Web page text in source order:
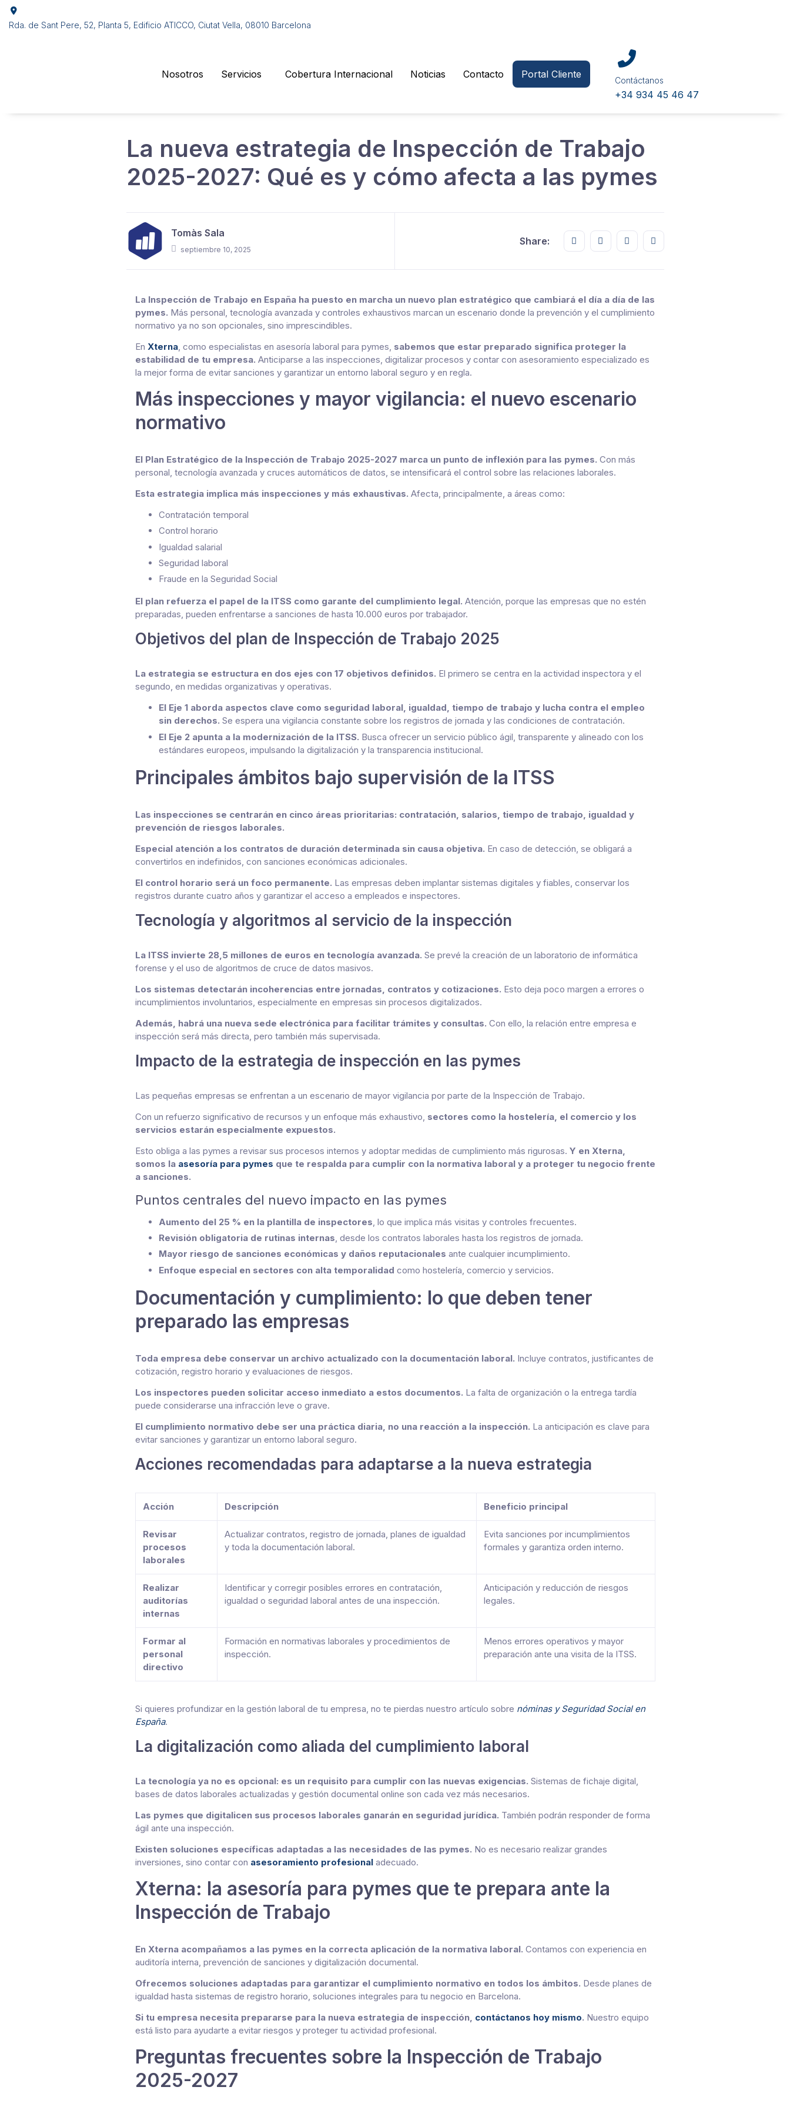
Rda. de Sant Pere, 52, Planta 5, Edificio ATICCO, Ciutat Vella, 08010 Barcelona
Nosotros Servicios Cobertura Internacional Noticias Contacto Portal Cliente
Contáctanos
+34 934 45 46 47
La nueva estrategia de Inspección de Trabajo
2025-2027: Qué es y cómo afecta a las pymes
Tomàs Sala
septiembre 10, 2025
Share: Share this on FaceBook
Share this on Twitter
Share this on GMail
Share this on EMail
La Inspección de Trabajo en España ha puesto en marcha un nuevo plan estratégico que cambiará el día a día de las
pymes. Más personal, tecnología avanzada y controles exhaustivos marcan un escenario donde la prevención y el cumplimiento
normativo ya no son opcionales, sino imprescindibles.
En Xterna, como especialistas en asesoría laboral para pymes, sabemos que estar preparado significa proteger la
estabilidad de tu empresa. Anticiparse a las inspecciones, digitalizar procesos y contar con asesoramiento especializado es
la mejor forma de evitar sanciones y garantizar un entorno laboral seguro y en regla.
Más inspecciones y mayor vigilancia: el nuevo escenario
normativo
El Plan Estratégico de la Inspección de Trabajo 2025-2027 marca un punto de inflexión para las pymes. Con más
personal, tecnología avanzada y cruces automáticos de datos, se intensificará el control sobre las relaciones laborales.
Esta estrategia implica más inspecciones y más exhaustivas. Afecta, principalmente, a áreas como:
Contratación temporal
Control horario
Igualdad salarial
Seguridad laboral
Fraude en la Seguridad Social
El plan refuerza el papel de la ITSS como garante del cumplimiento legal. Atención, porque las empresas que no estén
preparadas, pueden enfrentarse a sanciones de hasta 10.000 euros por trabajador.
Objetivos del plan de Inspección de Trabajo 2025
La estrategia se estructura en dos ejes con 17 objetivos definidos. El primero se centra en la actividad inspectora y el
segundo, en medidas organizativas y operativas.
El Eje 1 aborda aspectos clave como seguridad laboral, igualdad, tiempo de trabajo y lucha contra el empleo
sin derechos. Se espera una vigilancia constante sobre los registros de jornada y las condiciones de contratación.
El Eje 2 apunta a la modernización de la ITSS. Busca ofrecer un servicio público ágil, transparente y alineado con los
estándares europeos, impulsando la digitalización y la transparencia institucional.
Principales ámbitos bajo supervisión de la ITSS
Las inspecciones se centrarán en cinco áreas prioritarias: contratación, salarios, tiempo de trabajo, igualdad y
prevención de riesgos laborales.
Especial atención a los contratos de duración determinada sin causa objetiva. En caso de detección, se obligará a
convertirlos en indefinidos, con sanciones económicas adicionales.
El control horario será un foco permanente. Las empresas deben implantar sistemas digitales y fiables, conservar los
registros durante cuatro años y garantizar el acceso a empleados e inspectores.
Tecnología y algoritmos al servicio de la inspección
La ITSS invierte 28,5 millones de euros en tecnología avanzada. Se prevé la creación de un laboratorio de informática
forense y el uso de algoritmos de cruce de datos masivos.
Los sistemas detectarán incoherencias entre jornadas, contratos y cotizaciones. Esto deja poco margen a errores o
incumplimientos involuntarios, especialmente en empresas sin procesos digitalizados.
Además, habrá una nueva sede electrónica para facilitar trámites y consultas. Con ello, la relación entre empresa e
inspección será más directa, pero también más supervisada.
Impacto de la estrategia de inspección en las pymes
Las pequeñas empresas se enfrentan a un escenario de mayor vigilancia por parte de la Inspección de Trabajo.
Con un refuerzo significativo de recursos y un enfoque más exhaustivo, sectores como la hostelería, el comercio y los
servicios estarán especialmente expuestos.
Esto obliga a las pymes a revisar sus procesos internos y adoptar medidas de cumplimiento más rigurosas. Y en Xterna,
somos la asesoría para pymes que te respalda para cumplir con la normativa laboral y a proteger tu negocio frente
a sanciones.
Puntos centrales del nuevo impacto en las pymes
Aumento del 25 % en la plantilla de inspectores , lo que implica más visitas y controles frecuentes.
Revisión obligatoria de rutinas internas, desde los contratos laborales hasta los registros de jornada.
Mayor riesgo de sanciones económicas y daños reputacionales ante cualquier incumplimiento.
Enfoque especial en sectores con alta temporalidad como hostelería, comercio y servicios.
Documentación y cumplimiento: lo que deben tener
preparado las empresas
Toda empresa debe conservar un archivo actualizado con la documentación laboral. Incluye contratos, justificantes de
cotización, registro horario y evaluaciones de riesgos.
Los inspectores pueden solicitar acceso inmediato a estos documentos. La falta de organización o la entrega tardía
puede considerarse una infracción leve o grave.
El cumplimiento normativo debe ser una práctica diaria, no una reacción a la inspección. La anticipación es clave para
evitar sanciones y garantizar un entorno laboral seguro.
Acciones recomendadas para adaptarse a la nueva estrategia
Acción Descripción Beneficio principal
Revisar
procesos
laborales
Actualizar contratos, registro de jornada, planes de igualdad
y toda la documentación laboral.
Evita sanciones por incumplimientos
formales y garantiza orden interno.
Realizar
auditorías
internas
Identificar y corregir posibles errores en contratación,
igualdad o seguridad laboral antes de una inspección.
Anticipación y reducción de riesgos
legales.
Formar al
personal
directivo
Formación en normativas laborales y procedimientos de
inspección.
Menos errores operativos y mayor
preparación ante una visita de la ITSS.
Si quieres profundizar en la gestión laboral de tu empresa, no te pierdas nuestro artículo sobre nóminas y Seguridad Social en
España.
La digitalización como aliada del cumplimiento laboral
La tecnología ya no es opcional: es un requisito para cumplir con las nuevas exigencias. Sistemas de fichaje digital,
bases de datos laborales actualizadas y gestión documental online son cada vez más necesarios.
Las pymes que digitalicen sus procesos laborales ganarán en seguridad jurídica. También podrán responder de forma
ágil ante una inspección.
Existen soluciones específicas adaptadas a las necesidades de las pymes. No es necesario realizar grandes
inversiones, sino contar con asesoramiento profesionaladecuado.
Xterna: la asesoría para pymes que te prepara ante la
Inspección de Trabajo
En Xterna acompañamos a las pymes en la correcta aplicación de la normativa laboral. Contamos con experiencia en
auditoría interna, prevención de sanciones y digitalización documental.
Ofrecemos soluciones adaptadas para garantizar el cumplimiento normativo en todos los ámbitos. Desde planes de
igualdad hasta sistemas de registro horario, soluciones integrales para tu negocio en Barcelona.
Si tu empresa necesita prepararse para la nueva estrategia de inspección, contáctanos hoy mismo. Nuestro equipo
está listo para ayudarte a evitar riesgos y proteger tu actividad profesional.
Preguntas frecuentes sobre la Inspección de Trabajo
2025-2027